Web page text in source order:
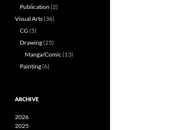
Publication (2)
Visual Arts(36)
CG (5)
Drawing(25)
Manga/Comic (13)
Painting(6)
ARCHIVE
2026
2025